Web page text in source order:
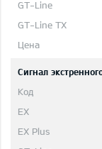
Сигнал